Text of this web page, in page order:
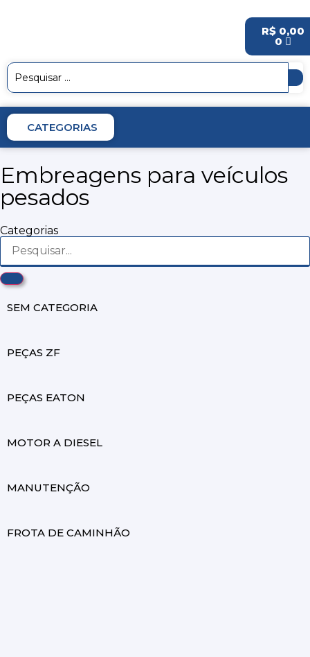
R$0,00
0
CATEGORIAS
Embreagens para veículos
pesados
Categorias
SEM CATEGORIA
PEÇAS ZF
PEÇAS EATON
MOTOR A DIESEL
MANUTENÇÃO
FROTA DE CAMINHÃO